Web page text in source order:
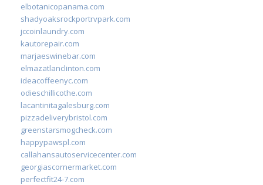
elbotanicopanama.com
shadyoaksrockportrvpark.com
jccoinlaundry.com
kautorepair.com
marjaeswinebar.com
elmazatlanclinton.com
ideacoffeenyc.com
odieschillicothe.com
lacantinitagalesburg.com
pizzadeliverybristol.com
greenstarsmogcheck.com
happypawspl.com
callahansautoservicecenter.com
georgiascornermarket.com
perfectfit24-7.com